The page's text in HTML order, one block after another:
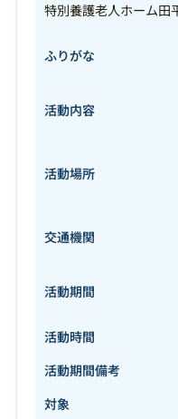
特別養護老人ホーム田
ふりがな
活動内容
活動場所
交通機関
活動期間
活動時間
活動期間備考
対象